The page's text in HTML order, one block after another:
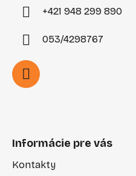
+421 948 299 890
053/4298767
Informácie pre vás
Kontakty